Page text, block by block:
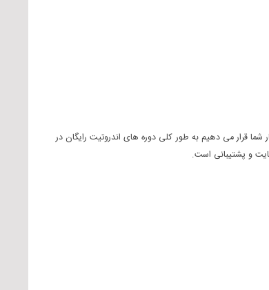
شما قرار می دهیم به طور کلی دوره های اندروتیت رایگان در
و پشتیبانی است.